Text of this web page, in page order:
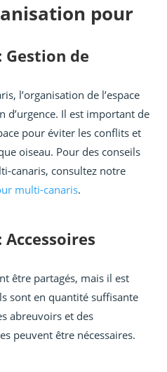
pour
Gestion de
l’organisation de l’espace
d’urgence. Il est important de
pour éviter les conflits et
oiseau. Pour des conseils
canaris, consultez notre
multi-canaris.
Accessoires
être partagés, mais il est
sont en quantité suffisante
abreuvoirs et des
peuvent être nécessaires.